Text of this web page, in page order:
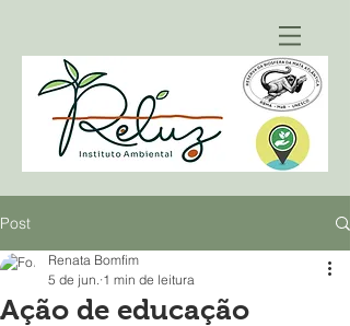
Post
Ação de educação
Renata Bomfim
5 de jun. 1 min de leitura